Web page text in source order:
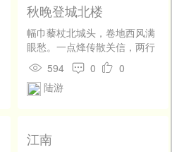
秋晚登城北楼
幅巾藜杖北城头，卷地西风满
眼愁。一点烽传散关信，两行
雁带杜陵秋。山河兴废供搔
首，身世安危入倚楼。横槊赋
诗非复昔，梦魂犹绕古梁州。
594 0
0
陆游
江南